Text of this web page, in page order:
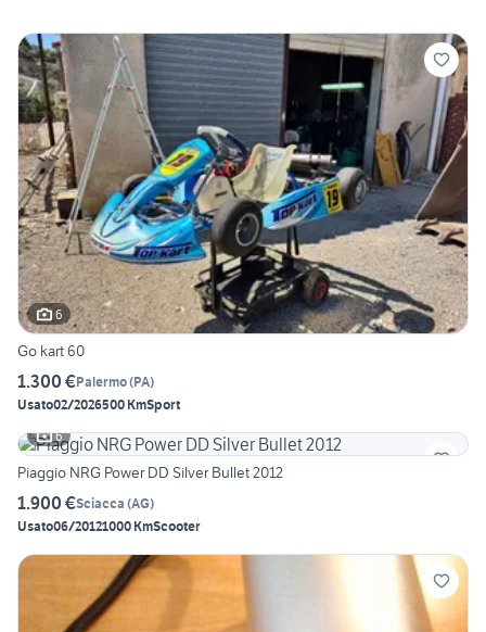
6
Go kart 60
1.300 €Palermo(PA)
Usato02/2026500 KmSport
6
Piaggio NRG Power DD Silver Bullet 2012
1.900 €Sciacca (AG)
Usato06/20121000 KmScooter